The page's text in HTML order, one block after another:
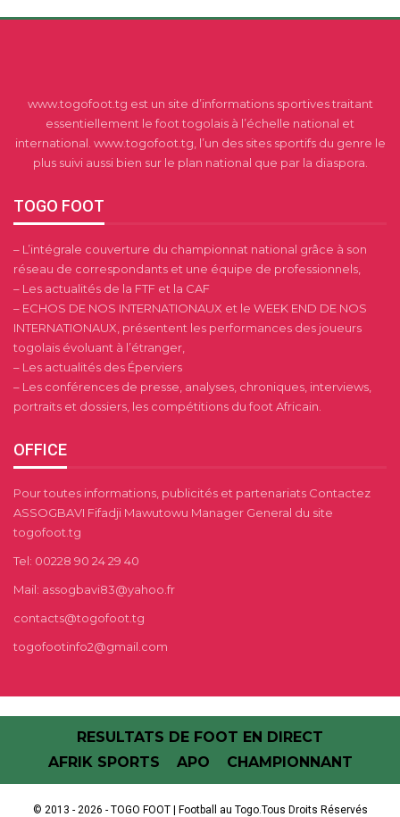
www.togofoot.tg est un site d’informations sportives traitant
essentiellement le foot togolais à l’échelle national et
international. www.togofoot.tg, l’un des sites sportifs du genre le
plus suivi aussi bien sur le plan national que par la diaspora.
TOGO FOOT
– L’intégrale couverture du championnat national grâce à son
réseau de correspondants et une équipe de professionnels,
– Les actualités de la FTF et la CAF
– ECHOS DE NOS INTERNATIONAUX et le WEEK END DE NOS
INTERNATIONAUX, présentent les performances des joueurs
togolais évoluant à l’étranger,
– Les actualités des Éperviers
– Les conférences de presse, analyses, chroniques, interviews,
portraits et dossiers, les compétitions du foot Africain.
OFFICE
Pour toutes informations, publicités et partenariats Contactez
ASSOGBAVI Fifadji Mawutowu Manager General du site
togofoot.tg
Tel: 00228 90 24 29 40
Mail: assogbavi83@yahoo.fr
contacts@togofoot.tg
togofootinfo2@gmail.com
RESULTATS DE FOOT EN DIRECT
AFRIK SPORTS
APO CHAMPIONNANT
© 2013 - 2026 - TOGO FOOT | Football au Togo.Tous Droits Réservés